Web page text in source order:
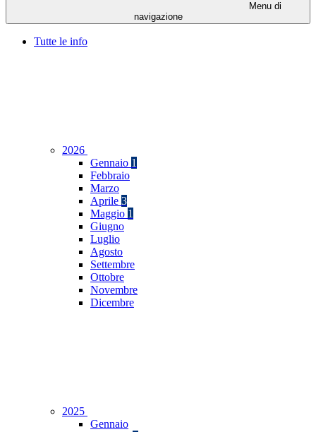
Menu di
navigazione
Tutte le info
2026
Gennaio 1
Febbraio
Marzo
Aprile 3
Maggio 1
Giugno
Luglio
Agosto
Settembre
Ottobre
Novembre
Dicembre
2025
Gennaio